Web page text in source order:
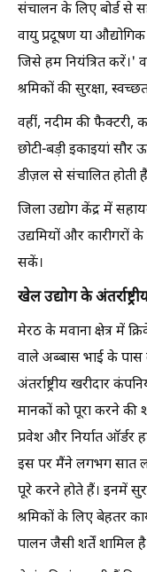
संचालन के लिए बोर्ड से
वायु प्रदूषण या
जिसे हम नियंत्रित करें।'
श्रमिकों की सुरक्षा,
वहीं, नदीम की फैक्टरी,
छोटी-बड़ी इकाइयां सौर
डीज़ल से संचालित होती
जिला उद्योग केंद्र में
उद्यमियों और कारीगरों
सकें।
खेल उद्योग के
मेरठ के मवाना क्षेत्र में
वाले अब्बास भाई के पास
अंतर्राष्ट्रीय खरीदार
मानकों को पूरा करने की
प्रवेश और निर्यात ऑर्डर
इस पर मैंने लगभग सात
पूरे करने होते हैं। इनमें
श्रमिकों के लिए बेहतर
पालन जैसी शर्तें शामिल